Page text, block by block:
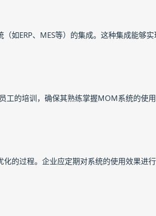
如ERP、MES等）的集成。这种集成能够
工的培训，确保其熟练掌握MOM系统的使
的过程。企业应定期对系统的使用效果进